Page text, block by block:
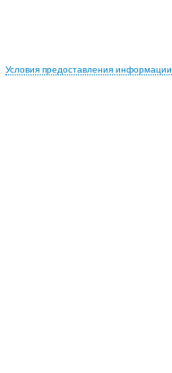
Условия предоставления информации